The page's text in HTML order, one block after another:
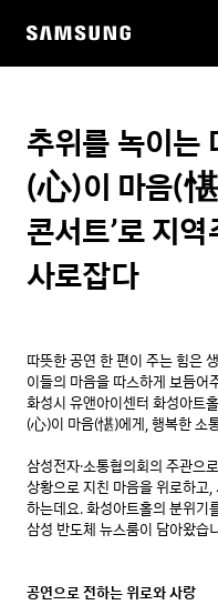
추위를 녹이는
(心)이 마음(
콘서트’로 지
사로잡다
따뜻한 공연 한 편이 주는 힘은
이들의 마음을 따스하게 보듬어
화성시 유앤아이센터 화성아트
(心)이 마음(愖)에게, 행복한 소
삼성전자·소통협의회의 주관으
상황으로 지친 마음을 위로하고
하는데요. 화성아트홀의 분위기
삼성 반도체 뉴스룸이 담아왔습
공연으로 전하는 위로와 사랑